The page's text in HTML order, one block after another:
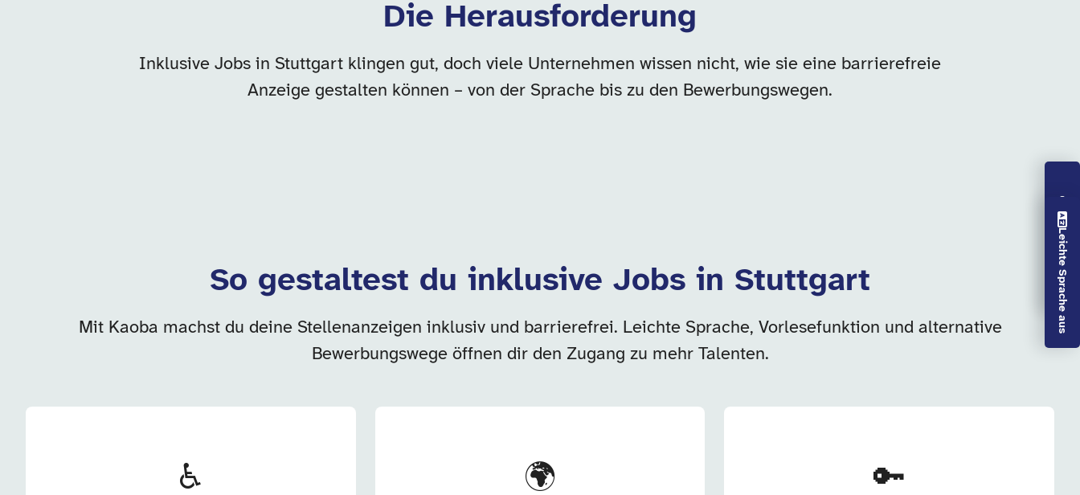
Vorlesen aus
Leichte Sprache aus
Die Herausforderung
Inklusive Jobs in Stuttgart klingen gut, doch viele Unternehmen wissen nicht, wie sie eine barrierefreie
Anzeige gestalten können – von der Sprache bis zu den Bewerbungswegen.
So gestaltest du inklusive Jobs in Stuttgart
Mit Kaoba machst du deine Stellenanzeigen inklusiv und barrierefrei. Leichte Sprache, Vorlesefunktion und alternative
Bewerbungswege öffnen dir den Zugang zu mehr Talenten.
♿ 🌍 🔑